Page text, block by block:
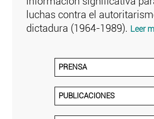
luchas contra el
dictadura (1964-1989). Leer
PRENSA
PUBLICACIONES